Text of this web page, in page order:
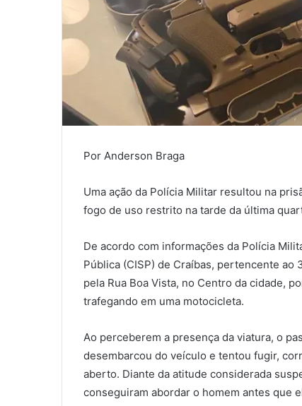
Por Anderson Braga
Uma ação da Polícia Militar resultou na
fogo de uso restrito na tarde da última
De acordo com informações da Polícia
Pública (CISP) de Craíbas, pertencente ao
pela Rua Boa Vista, no Centro da cidade,
trafegando em uma motocicleta.
Ao perceberem a presença da viatura, o
desembarcou do veículo e tentou fugir,
aberto. Diante da atitude considerada
conseguiram abordar o homem antes que